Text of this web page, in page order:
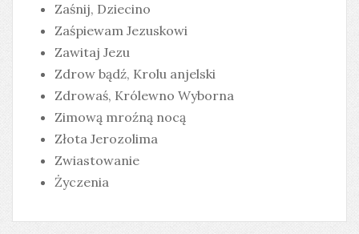
Zaśnij, Dziecino
Zaśpiewam Jezuskowi
Zawitaj Jezu
Zdrow bądź, Krolu anjelski
Zdrowaś, Królewno Wyborna
Zimową mroźną nocą
Złota Jerozolima
Zwiastowanie
Życzenia